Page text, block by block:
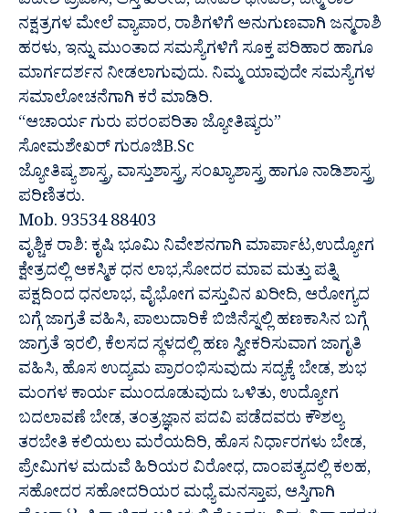
ನಕ್ಷತ್ರಗಳ ಮೇಲೆ ವ್ಯಾಪಾರ, ರಾಶಿಗಳಿಗೆ ಅನುಗುಣವಾಗಿ ಜನ್ಮರಾಶಿ
ಹರಳು, ಇನ್ನು ಮುಂತಾದ ಸಮಸ್ಯೆಗಳಿಗೆ ಸೂಕ್ತ ಪರಿಹಾರ ಹಾಗೂ
ಮಾರ್ಗದರ್ಶನ ನೀಡಲಾಗುವುದು. ನಿಮ್ಮ ಯಾವುದೇ ಸಮಸ್ಯೆಗಳ
ಸಮಾಲೋಚನೆಗಾಗಿ ಕರೆ ಮಾಡಿರಿ.
“ಆಚಾರ್ಯ ಗುರು ಪರಂಪರಿತಾ ಜ್ಯೋತಿಷ್ಯರು”
ಸೋಮಶೇಖರ್ ಗುರೂಜಿB.Sc
ಜ್ಯೋತಿಷ್ಯ ಶಾಸ್ತ್ರ, ವಾಸ್ತುಶಾಸ್ತ್ರ, ಸಂಖ್ಯಾಶಾಸ್ತ್ರ ಹಾಗೂ ನಾಡಿಶಾಸ್ತ್ರ
ಪರಿಣಿತರು.
Mob. 93534 88403
ವೃಶ್ಚಿಕ ರಾಶಿ: ಕೃಷಿ ಭೂಮಿ ನಿವೇಶನಗಾಗಿ ಮಾರ್ಪಾಟ,ಉದ್ಯೋಗ
ಕ್ಷೇತ್ರದಲ್ಲಿ ಆಕಸ್ಮಿಕ ಧನ ಲಾಭ,ಸೋದರ ಮಾವ ಮತ್ತು ಪತ್ನಿ
ಪಕ್ಷದಿಂದ ಧನಲಾಭ, ವೈಭೋಗ ವಸ್ತುವಿನ ಖರೀದಿ, ಆರೋಗ್ಯದ
ಬಗ್ಗೆ ಜಾಗ್ರತೆ ವಹಿಸಿ, ಪಾಲುದಾರಿಕೆ ಬಿಜಿನೆಸ್ನಲ್ಲಿ ಹಣಕಾಸಿನ ಬಗ್ಗೆ
ಜಾಗ್ರತೆ ಇರಲಿ, ಕೆಲಸದ ಸ್ಥಳದಲ್ಲಿ ಹಣ ಸ್ವೀಕರಿಸುವಾಗ ಜಾಗೃತಿ
ವಹಿಸಿ, ಹೊಸ ಉದ್ಯಮ ಪ್ರಾರಂಭಿಸುವುದು ಸದ್ಯಕ್ಕೆ ಬೇಡ, ಶುಭ
ಮಂಗಳ ಕಾರ್ಯ ಮುಂದೂಡುವುದು ಒಳಿತು, ಉದ್ಯೋಗ
ಬದಲಾವಣೆ ಬೇಡ, ತಂತ್ರಜ್ಞಾನ ಪದವಿ ಪಡೆದವರು ಕೌಶಲ್ಯ
ತರಬೇತಿ ಕಲಿಯಲು ಮರೆಯದಿರಿ, ಹೊಸ ನಿರ್ಧಾರಗಳು ಬೇಡ,
ಪ್ರೇಮಿಗಳ ಮದುವೆ ಹಿರಿಯರ ವಿರೋಧ, ದಾಂಪತ್ಯದಲ್ಲಿ ಕಲಹ,
ಸಹೋದರ ಸಹೋದರಿಯರ ಮಧ್ಯೆ ಮನಸ್ತಾಪ, ಆಸ್ತಿಗಾಗಿ